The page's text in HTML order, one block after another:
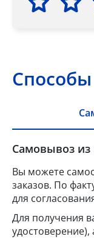
Самовывоз из
Вы можете
заказов. По
для
Для получения